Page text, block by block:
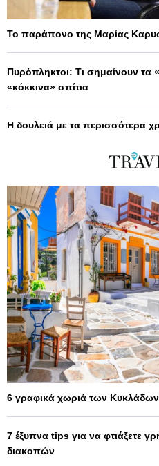
Το παράπονο της Μαρίας
Πυρόπληκτοι: Τι σημαίνουν τα
«κόκκινα» σπίτια
Η δουλειά με τα περισσότερα
6 γραφικά χωριά των Κυκλάδων
7 έξυπνα tips για να φτιάξετε
διακοπών